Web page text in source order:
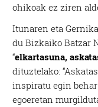
ohikoak ez ziren
Itunaren eta
du Bizkaiko Batzar
“elkartasuna,
dituztelako:
inspiratu egin
egoeretan